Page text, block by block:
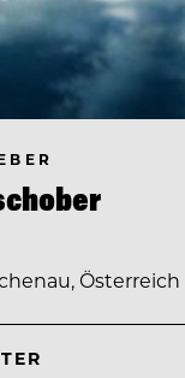
Österreich